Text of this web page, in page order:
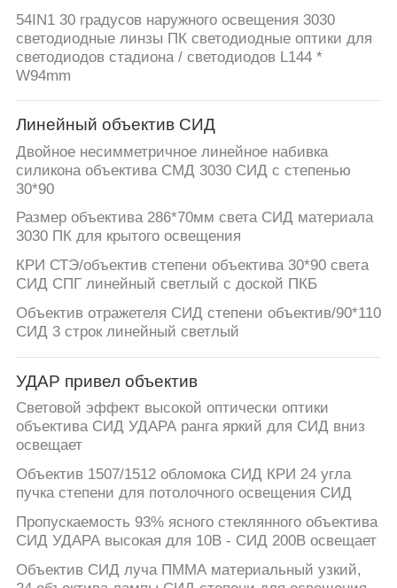
54IN1 30 градусов наружного освещения 3030
светодиодные линзы ПК светодиодные оптики для
светодиодов стадиона / светодиодов L144 *
W94mm
Линейный объектив СИД
Двойное несимметричное линейное набивка
силикона объектива СМД 3030 СИД с степенью
30*90
Размер объектива 286*70мм света СИД материала
3030 ПК для крытого освещения
КРИ СТЭ/объектив степени объектива 30*90 света
СИД СПГ линейный светлый с доской ПКБ
Объектив отражетеля СИД степени объектив/90*110
СИД 3 строк линейный светлый
УДАР привел объектив
Световой эффект высокой оптически оптики
объектива СИД УДАРА ранга яркий для СИД вниз
освещает
Объектив 1507/1512 обломока СИД КРИ 24 угла
пучка степени для потолочного освещения СИД
Пропускаемость 93% ясного стеклянного объектива
СИД УДАРА высокая для 10В - СИД 200В освещает
Объектив СИД луча ПММА материальный узкий,